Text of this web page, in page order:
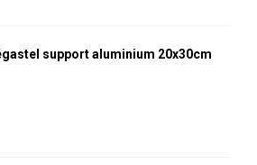
support aluminium 20x30cm